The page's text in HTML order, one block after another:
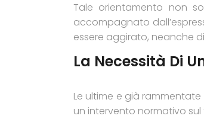
Tale orientamento non
accompagnato
essere aggirato, neanche
La Necessità Di
Le ultime e già
un intervento normativo